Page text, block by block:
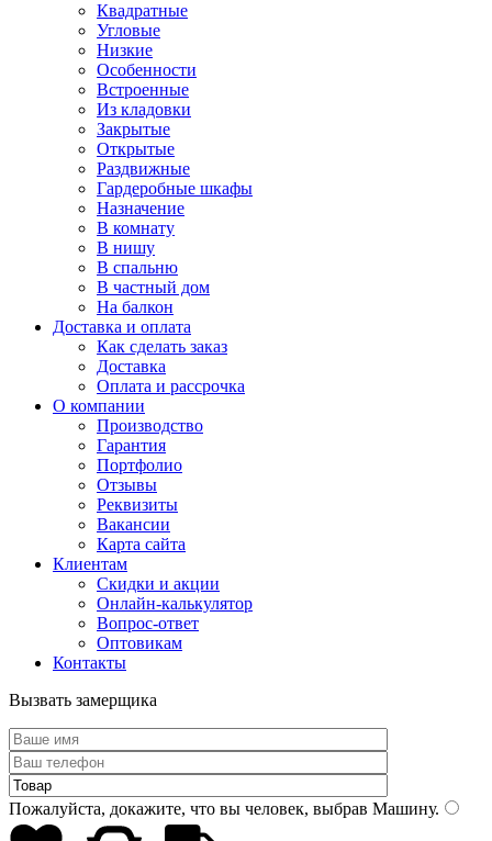
Квадратные
Угловые
Низкие
Особенности
Встроенные
Из кладовки
Закрытые
Открытые
Раздвижные
Гардеробные шкафы
Назначение
В комнату
В нишу
В спальню
В частный дом
На балкон
Доставка и оплата
Как сделать заказ
Доставка
Оплата и рассрочка
О компании
Производство
Гарантия
Портфолио
Отзывы
Реквизиты
Вакансии
Карта сайта
Клиентам
Скидки и акции
Онлайн-калькулятор
Вопрос-ответ
Оптовикам
Контакты
Вызвать замерщика
Пожалуйста, докажите, что вы человек, выбрав Машину.